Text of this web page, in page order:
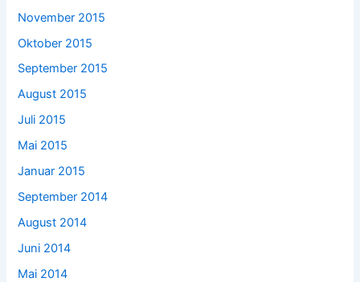
November 2015
Oktober 2015
September 2015
August 2015
Juli 2015
Mai 2015
Januar 2015
September 2014
August 2014
Juni 2014
Mai 2014